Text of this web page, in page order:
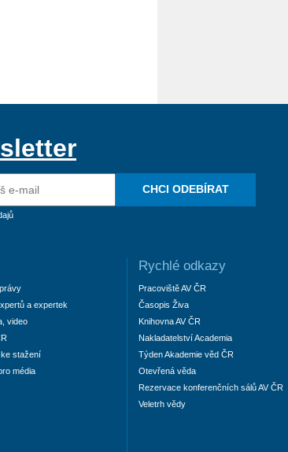
CHCI ODEBÍRAT
a expertek
video
stažení
média
Rychlé odkazy
Pracoviště AV ČR
Časopis Živa
Knihovna AV ČR
Nakladatelství Academia
Týden Akademie věd ČR
Otevřená věda
Rezervace konferenčních sálů AV ČR
Veletrh vědy